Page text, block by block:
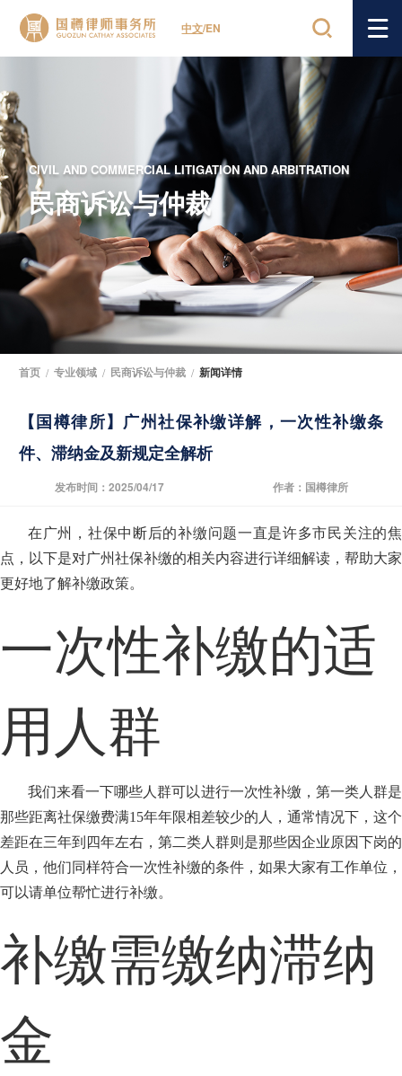
中文/EN
CIVIL AND COMMERCIAL LITIGATION AND ARBITRATION
民商诉讼与仲裁
首页 / 专业领域 / 民商诉讼与仲裁 / 新闻详情
【国樽律所】广州社保补缴详解，一次性补缴条
件、滞纳金及新规定全解析
发布时间：2025/04/17 作者：国樽律所
在广州，社保中断后的补缴问题一直是许多市民关注的焦
点，以下是对广州社保补缴的相关内容进行详细解读，帮助大家
更好地了解补缴政策。
一次性补缴的适
用人群
我们来看一下哪些人群可以进行一次性补缴，第一类人群是
那些距离社保缴费满15年年限相差较少的人，通常情况下，这个
差距在三年到四年左右，第二类人群则是那些因企业原因下岗的
人员，他们同样符合一次性补缴的条件，如果大家有工作单位，
可以请单位帮忙进行补缴。
补缴需缴纳滞纳
金